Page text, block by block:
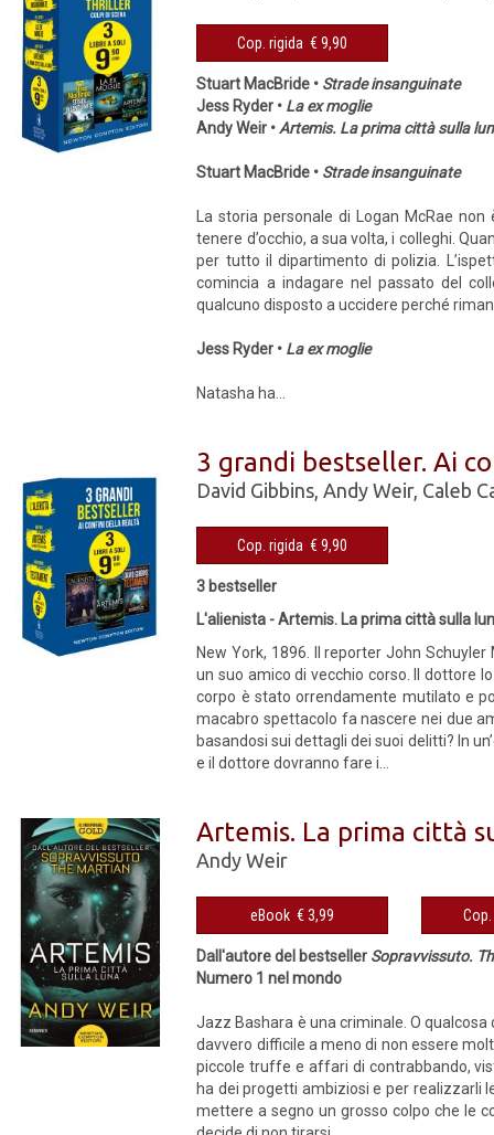
Cop. rigida € 9,90
Stuart MacBride • Strade insanguinate
Jess Ryder • La ex moglie
Andy Weir • Artemis. La prima città sulla
Stuart MacBride • Strade insanguinate
La storia personale di Logan McRae
tenere d’occhio, a sua volta, i colleghi.
per tutto il dipartimento di polizia.
comincia a indagare nel passato del
qualcuno disposto a uccidere perché
Jess Ryder • La ex moglie
Natasha ha...
3 grandi bestseller. Ai
David Gibbins,Andy Weir, Caleb
Cop. rigida € 9,90
3 bestseller
L'alienista - Artemis. La prima città sulla
New York, 1896. Il reporter John
un suo amico di vecchio corso. Il dottore
corpo è stato orrendamente mutilato e
macabro spettacolo fa nascere nei due
basandosi sui dettagli dei suoi delitti? In
e il dottore dovranno fare i...
Artemis. La prima città
Andy Weir
eBook € 3,99
Dall'autore del bestseller Sopravvissuto.
Numero 1 nel mondo
Jazz Bashara è una criminale. O
davvero difficile a meno di non essere
piccole truffe e affari di contrabbando,
ha dei progetti ambiziosi e per realizzarli
mettere a segno un grosso colpo che le